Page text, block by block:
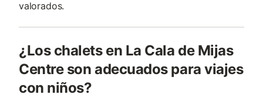
valorados.
¿Los chalets en La Cala de Mijas
Centre son adecuados para viajes
con niños?